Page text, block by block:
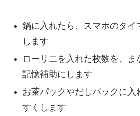
鍋に入れたら、スマホのタイ
します
ローリエを入れた枚数を、ま
記憶補助にします
お茶パックやだしパックに入
すくします